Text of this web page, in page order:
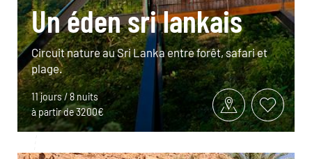
Un éden sri lankais
Circuit nature au Sri Lanka entre forêt, safari et
plage.
11 jours / 8 nuits
à partir de 3200€